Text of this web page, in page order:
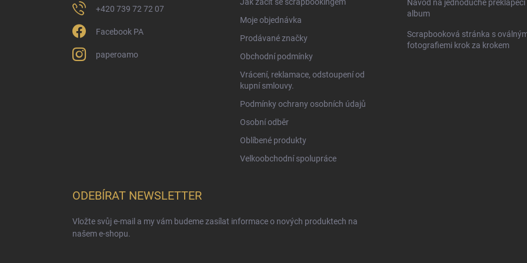
+420 739 72 72 07
Facebook PA
paperoamo
Moje objednávka
Prodávané značky
Obchodní podmínky
Vrácení, reklamace, odstoupení od
kupní smlouvy.
Podmínky ochrany osobních údajů
Osobní odběr
Oblíbené produkty
Velkoobchodní spolupráce
Návod na jednoduché překlápěcí
album
Scrapbooková stránka s
fotografiemi krok za krokem
ODEBÍRAT NEWSLETTER
Vložte svůj e-mail a my vám budeme zasílat informace o nových produktech na
našem e-shopu.